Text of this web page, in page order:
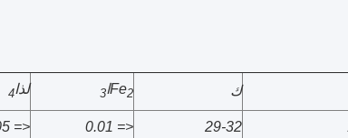
ك Fe2 ا3 لذا4
29-32
<= 0.01
<= 0.05